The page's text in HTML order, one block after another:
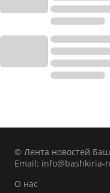
© Лента новостей
Email: info@bashkiria-
О нас